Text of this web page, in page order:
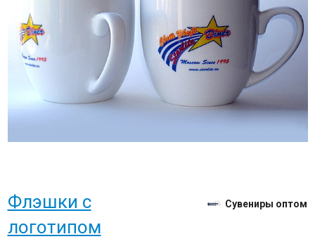
Флэшки с
логотипом
Сувениры оптом